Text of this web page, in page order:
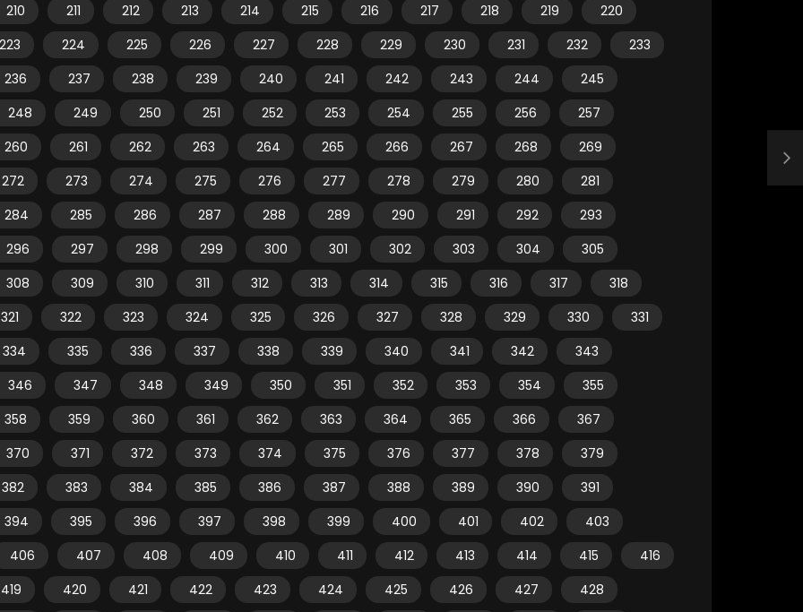
210
211 212 213 214 215 216 217 218 219
220
223
224 225 226 227 228 229 230 231 232
233
236
237 238 239 240 241 242 243 244
245
248
249 250 251 252 253 254 255 256
257
260
261 262 263 264 265 266 267 268
269
272
273 274 275 276 277 278 279 280
281
284
285 286 287 288 289 290 291 292
293
296
297 298 299 300 301 302 303 304
305
308
309 310 311 312 313 314 315 316 317
318
321
322 323 324 325 326 327 328 329 330
331
334
335 336 337 338 339 340 341 342
343
346
347 348 349 350 351 352 353 354
355
358
359 360 361 362 363 364 365 366
367
370
371 372 373 374 375 376 377 378
379
382
383 384 385 386 387 388 389 390
391
394
395 396 397 398 399 400 401 402
403
406
407 408 409 410 411 412 413 414 415
416
419
420 421 422 423 424 425 426 427
428